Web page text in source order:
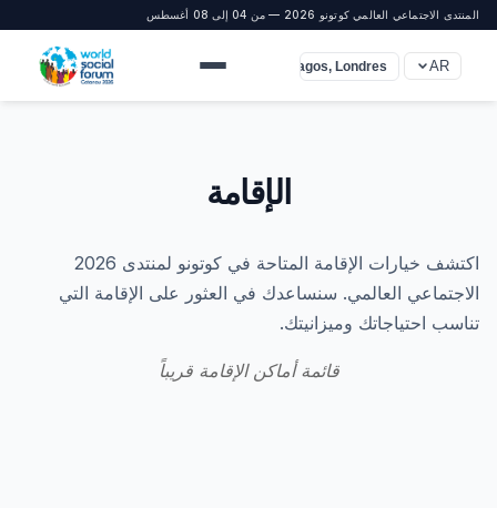
المنتدى الاجتماعي العالمي كوتونو 2026 — من 04 إلى 08 أغسطس
UTC+1 (Cotonou, Lagos, Londres) AR
الإقامة
اكتشف خيارات الإقامة المتاحة في كوتونو لمنتدى 2026
الاجتماعي العالمي. سنساعدك في العثور على الإقامة التي
تناسب احتياجاتك وميزانيتك.
قائمة أماكن الإقامة قريباً